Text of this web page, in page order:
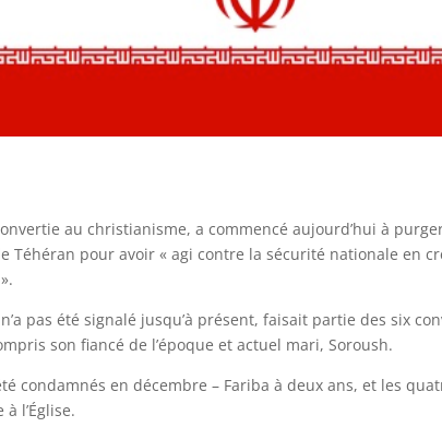
au christianisme, a commencé aujourd’hui à
Téhéran pour avoir « agi contre la sécurité nationale en
pas été signalé jusqu’à présent, faisait partie des six
son fiancé de l’époque et actuel mari, Soroush.
condamnés en décembre – Fariba à deux ans, et les
l’Église.